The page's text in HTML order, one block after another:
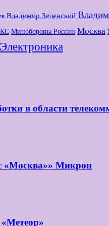
Владимир Зеленский
Минобороны России Москва
Электроника
в области
«Москва»» Микрон